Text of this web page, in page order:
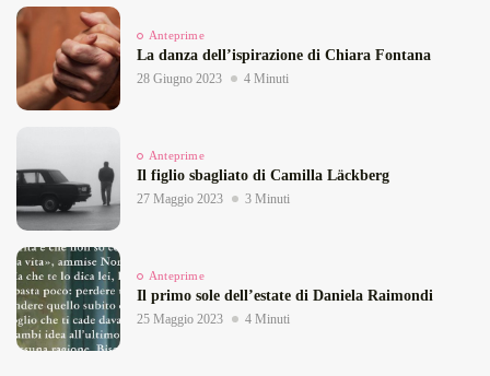
Anteprime
La danza dell’ispirazione di Chiara Fontana
28 Giugno 2023 4 Minuti
Anteprime
Il figlio sbagliato di Camilla Läckberg
27 Maggio 2023 3 Minuti
Anteprime
Il primo sole dell’estate di Daniela Raimondi
25 Maggio 2023 4 Minuti